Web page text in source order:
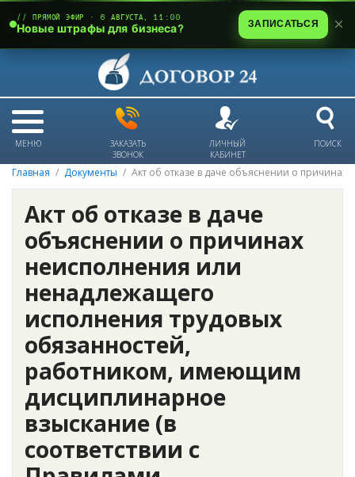
МЕНЮ
ЗАКАЗАТЬ
ЗВОНОК
ЛИЧНЫЙ
КАБИНЕТ
ПОИСК
Главная Документы Акт об отказе в даче объяснении о
Акт об отказе в даче
объяснении о причинах
неисполнения или
ненадлежащего
исполнения трудовых
обязанностей,
работником, имеющим
дисциплинарное
взыскание (в
соответствии с
// ПРЯМОЙ ЭФИР · 6 АВГУСТА, 11:00
Новые штрафы для бизнеса? ЗАПИСАТЬСЯ